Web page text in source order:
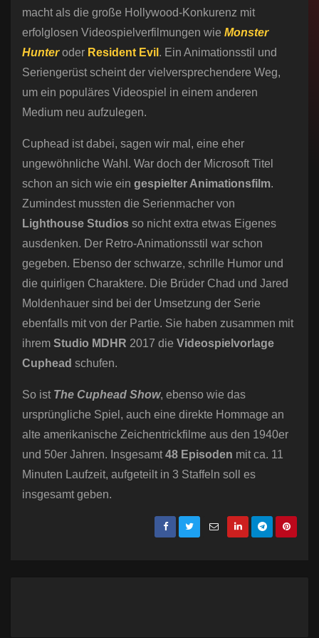
macht als die große Hollywood-Konkurenz mit
erfolglosen Videospielverfilmungen wie Monster
Hunteroder Resident Evil . Ein Animationsstil und
Seriengerüst scheint der vielversprechendere Weg,
um ein populäres Videospiel in einem anderen
Medium neu aufzulegen.
Cuphead ist dabei, sagen wir mal, eine eher
ungewöhnliche Wahl. War doch der Microsoft Titel
schon an sich wie ein gespielter Animationsfilm.
Zumindest mussten die Serienmacher von
Lighthouse Studios so nicht extra etwas Eigenes
ausdenken. Der Retro-Animationsstil war schon
gegeben. Ebenso der schwarze, schrille Humor und
die quirligen Charaktere. Die Brüder Chad und Jared
Moldenhauer sind bei der Umsetzung der Serie
ebenfalls mit von der Partie. Sie haben zusammen mit
ihrem Studio MDHR 2017 die Videospielvorlage
Cuphead schufen.
So ist The Cuphead Show, ebenso wie das
ursprüngliche Spiel, auch eine direkte Hommage an
alte amerikanische Zeichentrickfilme aus den 1940er
und 50er Jahren. Insgesamt 48 Episoden mit ca. 11
Minuten Laufzeit, aufgeteilt in 3 Staffeln soll es
insgesamt geben.